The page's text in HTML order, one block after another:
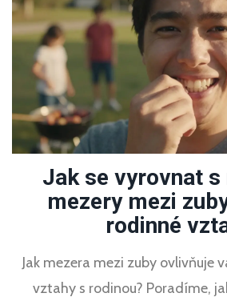
Jak se vyrovnat s
mezery mezi
rodinné
Jak mezera mezi zuby ovlivňuje
vztahy s rodinou? Poradíme,